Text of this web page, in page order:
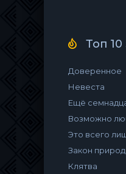
Топ
Доверенное
Невеста
Ещё
Возможно
Это всего
Закон
Клятва